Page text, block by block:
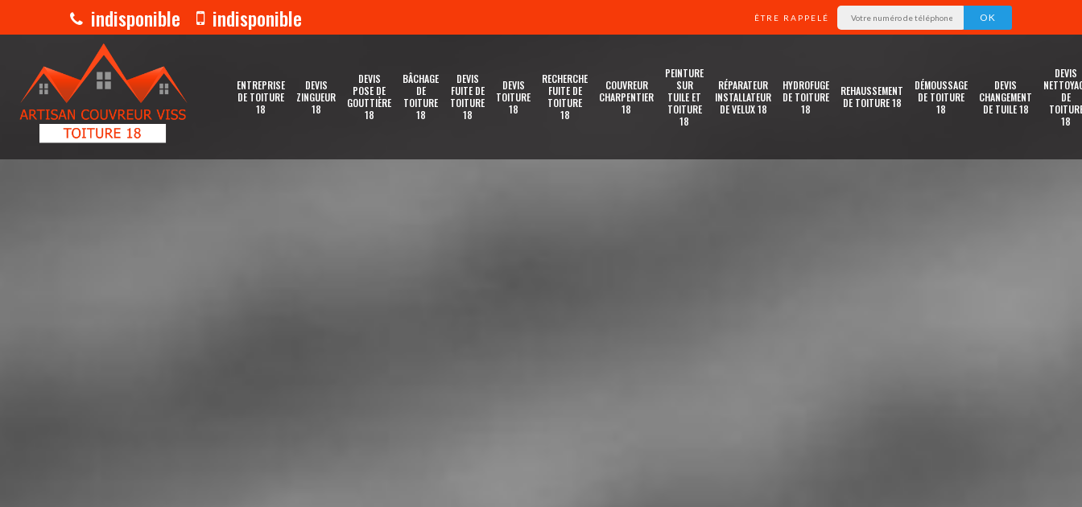
indisponible indisponible ÊTRE RAPPELÉ
ENTREPRISE
DE TOITURE
18
DEVIS
ZINGUEUR
18
DEVIS
POSE DE
GOUTTIÈRE
18
BÂCHAGE
DE
TOITURE
18
DEVIS
FUITE DE
TOITURE
18
DEVIS
TOITURE
18
RECHERCHE
FUITE DE
TOITURE
18
COUVREUR
CHARPENTIER
18
PEINTURE
SUR
TUILE ET
TOITURE
18
RÉPARATEUR
INSTALLATEUR
DE VELUX 18
HYDROFUGE
DE TOITURE
18
REHAUSSEMENT
DE TOITURE 18
DÉMOUSSAGE
DE TOITURE
18
DEVIS
CHANGEMENT
DE TUILE 18
DEVIS
DE
18